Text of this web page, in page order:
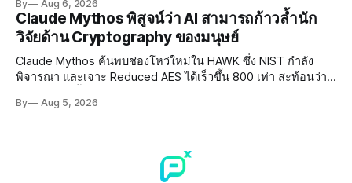
อย่างเร่งด่วน
By Aug 6, 2026
Claude Mythos พิสูจน์ว่า AI สามารถก้าวล้ำนัก
วิจัยด้าน Cryptography ของมนุษย์
Claude Mythos ค้นพบช่องโหว่ใหม่ใน HAWK ซึ่ง NIST กำลัง
พิจารณา และเจาะ Reduced AES ได้เร็วขึ้น 800 เท่า สะท้อนว่า
By Aug 5, 2026